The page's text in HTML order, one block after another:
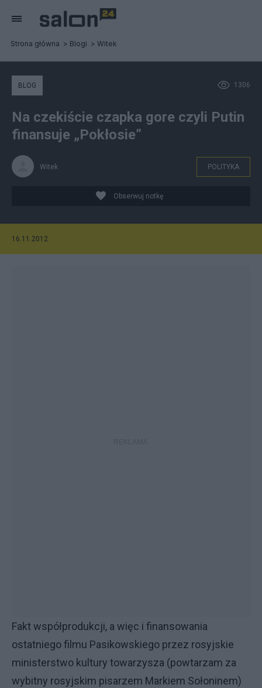
Strona główna Blogi Witek
1306
BLOG
Na czekiście czapka gore czyli Putin
finansuje „Pokłosie”
Witek POLITYKA
Obserwuj notkę
16.11.2012
Fakt współprodukcji, a więc i finansowania
ostatniego filmu Pasikowskiego przez rosyjskie
ministerstwo kultury towarzysza (powtarzam za
wybitny rosyjskim pisarzem Markiem Sołoninem)